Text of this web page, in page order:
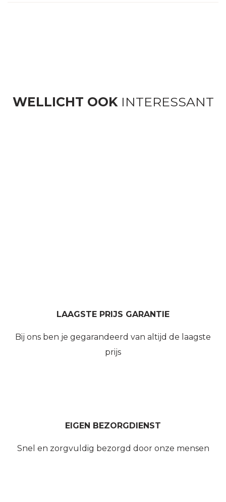
WELLICHT OOKINTERESSANT
LAAGSTE PRIJS GARANTIE
Bij ons ben je gegarandeerd van altijd de laagste
prijs
EIGEN BEZORGDIENST
Snel en zorgvuldig bezorgd door onze mensen